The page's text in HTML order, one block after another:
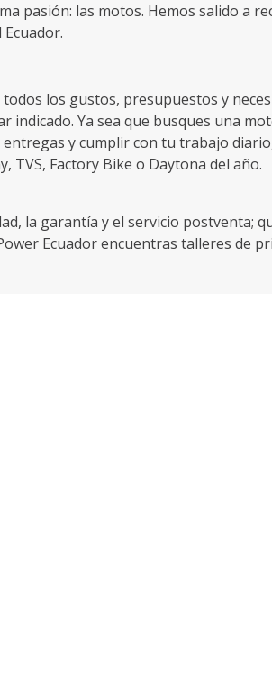
pasión: las motos. Hemos salido a
los gustos, presupuestos y
Ya sea que busques una
y cumplir con tu trabajo
TVS, Factory Bike o Daytona del año.
la garantía y el servicio postventa;
Ecuador encuentras talleres de
cumplas las reglamentaciones del